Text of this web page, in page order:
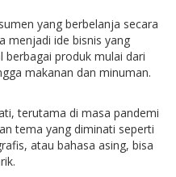
yang berbelanja secara
menjadi ide bisnis yang
produk mulai dari
makanan dan minuman.
terutama di masa pandemi
tema yang diminati seperti
atau bahasa asing, bisa